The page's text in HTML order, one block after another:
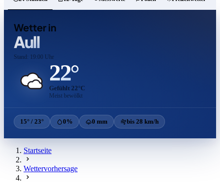
Wetter in
Aull
Stand: 19:00 Uhr
22°
Gefühlt 22°C
Meist bewölkt
15° / 23° 0% 0 mm bis 28 km/h
Startseite
Wettervorhersage